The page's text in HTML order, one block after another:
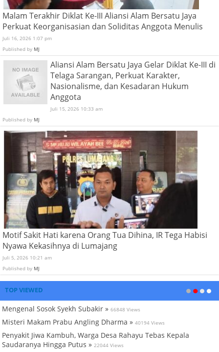
Malam Terakhir Diklat Ke-III Aliansi Alam Bersatu Jaya
Perkuat Keorganisasian dan Soliditas Anggota Menulis
Juli 16, 2026 1:07 pm
Published by MJ
Aliansi Alam Bersatu Jaya Gelar Diklat Ke-III di
Telaga Sarangan, Perkuat Karakter,
Nasionalisme, dan Kesadaran Hukum
Anggota
Juli 15, 2026 10:33 am
Published by MJ
Motif Sakit Hati karena Orang Tua Dihina, IR Tega Habisi
Nyawa Kekasihnya di Lumajang
Juli 5, 2026 10:21 am
Published by MJ
TOP VIEWED
Mengenal Sosok Syekh Subakir » 66848 Views
Misteri Makam Prabu Angling Dharma » 40194 Views
Penyakit Jiwa Kambuh, Warga Desa Rahayu Tebas Kepala
Saudaranya Hingga Putus » 22044 Views